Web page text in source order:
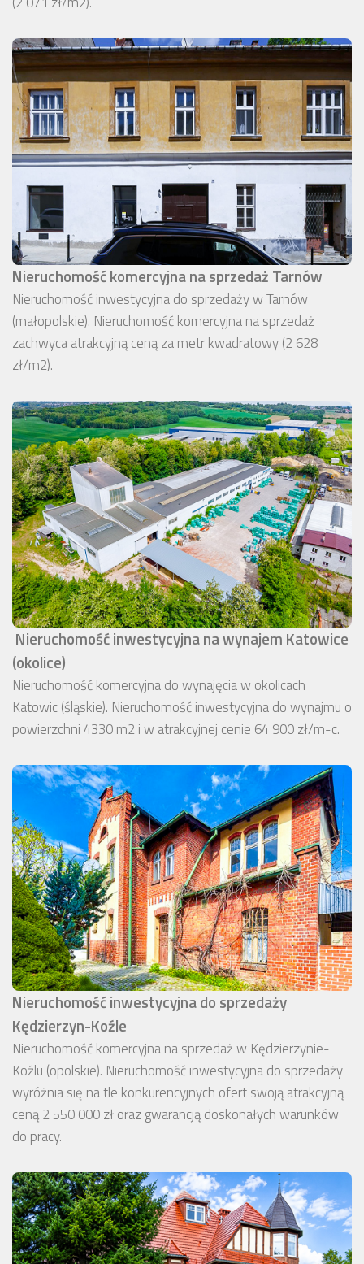
Nieruchomość komercyjna na sprzedaż Tarnów
Nieruchomość inwestycyjna do sprzedaży w Tarnów
(małopolskie). Nieruchomość komercyjna na sprzedaż
zachwyca atrakcyjną ceną za metr kwadratowy (2 628
zł/m2).
Nieruchomość inwestycyjna na wynajem Katowice
(okolice)
Nieruchomość komercyjna do wynajęcia w okolicach
Katowic (śląskie). Nieruchomość inwestycyjna do wynajmu o
powierzchni 4330 m2 i w atrakcyjnej cenie 64 900 zł/m-c.
Nieruchomość inwestycyjna do sprzedaży
Kędzierzyn-Koźle
Nieruchomość komercyjna na sprzedaż w Kędzierzynie-
Koźlu (opolskie). Nieruchomość inwestycyjna do sprzedaży
wyróżnia się na tle konkurencyjnych ofert swoją atrakcyjną
ceną 2 550 000 zł oraz gwarancją doskonałych warunków
do pracy.